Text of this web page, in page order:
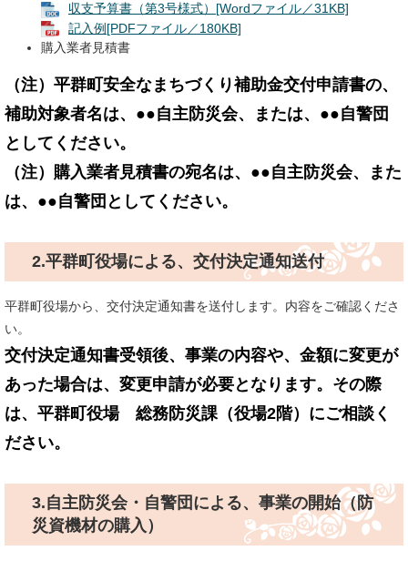
収支予算書（第3号様式）[Wordファイル／31KB]
記入例[PDFファイル／180KB]
購入業者見積書
（注）平群町安全なまちづくり補助金交付申請書の、
補助対象者名は、●●自主防災会、または、●●自警団
としてください。
（注）購入業者見積書の宛名は、●●自主防災会、また
は、●●自警団としてください。
2.平群町役場による、交付決定通知送付
平群町役場から、交付決定通知書を送付します。内容をご確認くださ
い。
交付決定通知書受領後、事業の内容や、金額に変更が
あった場合は、変更申請が必要となります。その際
は、平群町役場 総務防災課（役場2階）にご相談く
ださい。
3.自主防災会・自警団による、事業の開始（防
災資機材の購入）